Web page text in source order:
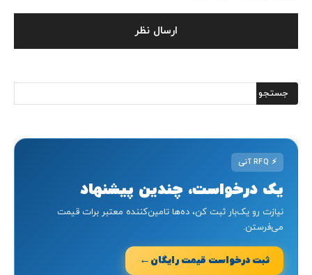
⚡
یک درخواست، چندین پیشنهاد
نیازت رو یک‌بار ثبت کن، ده‌ها تامین‌کننده معتبر برات قیمت
می‌فرستن.
ثبت درخواست قیمت رایگان ←